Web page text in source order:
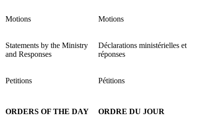
Motions Motions
Statements by the Ministry
and Responses
Déclarations ministérielles et
réponses
Petitions Pétitions
ORDERS OF THE DAY ORDRE DU JOUR